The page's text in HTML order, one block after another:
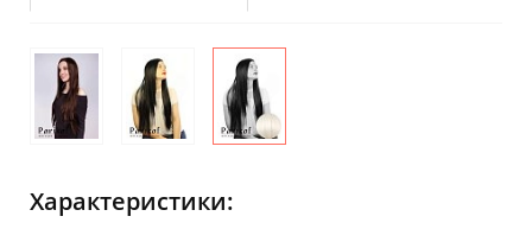
Характеристики: